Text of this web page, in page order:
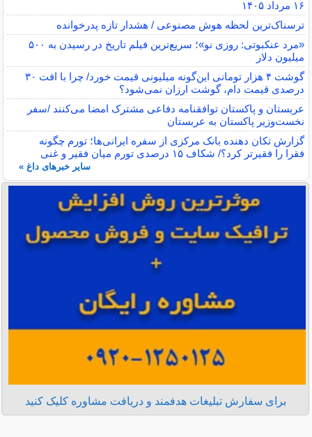
۱۶ مرداد ۱۴۰۵
ترسناک‌ترین لحظه هوش مصنوعی / هشدار تازه پدرخوانده
«مرد عنکبوتی: روزی نو»؛ سریع‌ترین فیلم تاریخ در رسیدن به ۵۰۰
میلیون دلار
گوشت ۴ هزار تومانی این‌گونه میلیونی قیمت خورد/ چرا با افت ۳۰
درصدی قیمت دام، گوشت ارزان نمی‌شود؟
عربستان و پاکستان توافقنامه دفاعی مشترک امضا می‌کنند /سفر
نخست‌وزیر پاکستان به عربستان
گزارش تکان‌ دهنده بانک مرکزی از سفره ایرانی‌ها؛ تورم چگونه
فقرا را فقیرتر کرد؟/ شکاف ۱۵ درصدی تورم میان فقیر و غنی
سایر خبرهای داغ »
برای سفارش تبلیغات هدفمند و دریافت مشاوره کلیک کنید